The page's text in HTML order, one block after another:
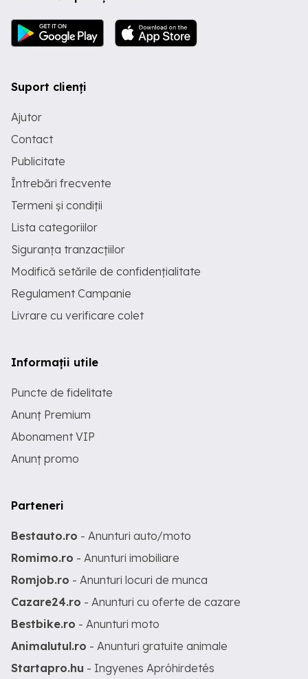
Suport clienți
Ajutor
Contact
Publicitate
Întrebări frecvente
Termeni și condiții
Lista categoriilor
Siguranța tranzacțiilor
Modifică setările de confidențialitate
Regulament Campanie
Livrare cu verificare colet
Informații utile
Puncte de fidelitate
Anunț Premium
Abonament VIP
Anunț promo
Parteneri
Bestauto.ro - Anunturi auto/moto
Romimo.ro - Anunturi imobiliare
Romjob.ro - Anunturi locuri de munca
Cazare24.ro - Anunturi cu oferte de cazare
Bestbike.ro - Anunturi moto
Animalutul.ro - Anunturi gratuite animale
Startapro.hu - Ingyenes Apróhirdetés